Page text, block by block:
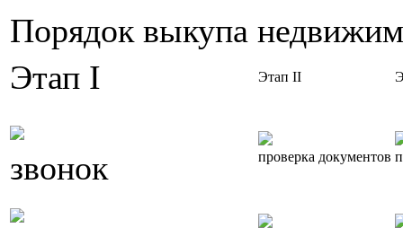
Порядок выкупа
Этап I
Этап II
звонок проверка документов